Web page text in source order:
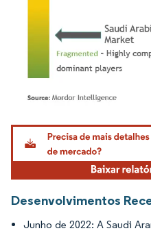
Imagem © Mordor Intelligence. O
Desenvolvimentos
Junho de 2022: A Saudi